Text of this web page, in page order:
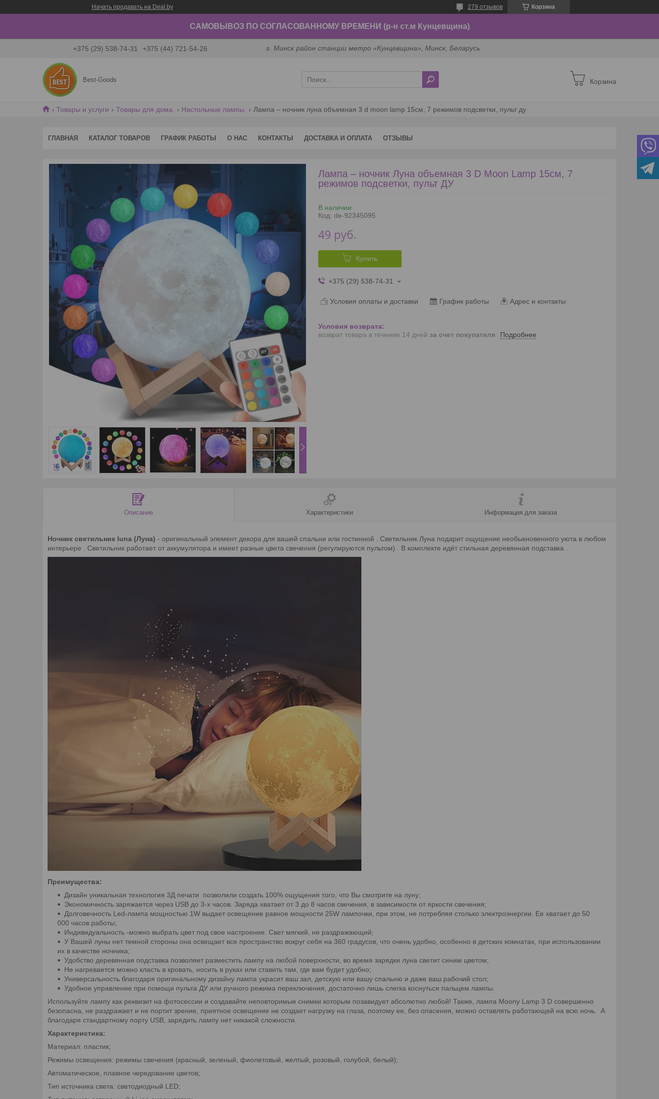
Начать продавать на Deal.by Корзина
279 отзывов
САМОВЫВОЗ ПО СОГЛАСОВАННОМУ ВРЕМЕНИ (р-н ст.м Кунцевщина)
+375 (29) 538-74-31 +375 (44) 721-54-26 г. Минск район станции метро «Кунцевщина», Минск, Беларусь
Best-Goods Корзина
Товары и услуги Товары для дома. Настольные лампы. Лампа – ночник луна объемная 3 d moon lamp 15см, 7 режимов подсветки, пульт ду
ГЛАВНАЯ КАТАЛОГ ТОВАРОВ ГРАФИК РАБОТЫ О НАС КОНТАКТЫ ДОСТАВКА И ОПЛАТА ОТЗЫВЫ
Лампа – ночник Луна объемная 3 D Moon Lamp 15см, 7
режимов подсветки, пульт ДУ
В наличии
Код: de-92345095
49 руб.
Купить
+375 (29) 538-74-31
Условия оплаты и доставки График работы Адрес и контакты
возврат товара в течение 14 дней за счет покупателя Подробнее
Описание Характеристики Информация для заказа
Ночник светильник luna (Луна) - оригинальный элемент декора для вашей спальни или гостинной . Светильник Луна подарит ощущение необыкновенного уюта в любом
интерьере . Светильник работает от аккумулятора и имеет разные цвета свечения (регулируются пультом) . В комплекте идёт стильная деревянная подставка .
Преимущества:
Дизайн уникальная технология 3Д печати позволили создать 100% ощущения того, что Вы смотрите на луну;
Экономичность заряжается через USB до 3-х часов. Заряда хватает от 3 до 8 часов свечения, в зависимости от яркости свечения;
Долговечность Led-лампа мощностью 1W выдает освещение равное мощности 25W лампочки, при этом, не потребляя столько электроэнергии. Ее хватает до 50
000 часов работы;
Индивидуальность -можно выбрать цвет под свое настроение. Свет мягкий, не раздражающий;
У Вашей луны нет темной стороны она освещает все пространство вокруг себя на 360 градусов, что очень удобно, особенно в детских комнатах, при использовании
их в качестве ночника;
Удобство деревянная подставка позволяет разместить лампу на любой поверхности, во время зарядки луна светит синим цветом;
Не нагревается можно класть в кровать, носить в руках или ставить там, где вам будет удобно;
Универсальность благодаря оригинальному дизайну лампа украсит ваш зал, детскую или вашу спальню и даже ваш рабочий стол;
Удобное управление при помощи пульта ДУ или ручного режима переключения, достаточно лишь слегка коснуться пальцем лампы.
Используйте лампу как реквизит на фотосессии и создавайте неповторимые снимки которым позавидует абсолютно любой! Также, лампа Moony Lamp 3 D совершенно
безопасна, не раздражает и не портит зрение, приятное освещение не создает нагрузку на глаза, поэтому ее, без опасения, можно оставлять работающей на всю ночь. А
благодаря стандартному порту USB, зарядить лампу нет никакой сложности.
Характеристика:
Материал: пластик;
Режимы освещения: режимы свечения (красный, зеленый, фиолетовый, желтый, розовый, голубой, белый);
Автоматическое, плавное чередование цветов;
Тип источника света: светодиодный LED;